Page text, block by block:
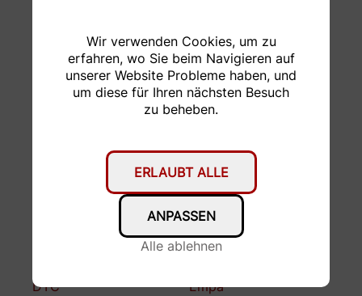
Wir verwenden Cookies, um zu
erfahren, wo Sie beim Navigieren auf
unserer Website Probleme haben, und
um diese für Ihren nächsten Besuch
zu beheben.
Alle ablehnen
ANPASSEN
ERLAUBT ALLE
Brunner
Präzisionschleiferei
Büchler Reinli + Spitzli
De Martin AG
Domsel AG
Dr. Thomas Tancogne-
Drive Z
DTC Empa